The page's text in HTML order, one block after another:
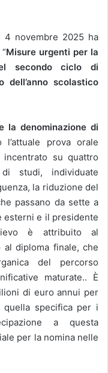
novembre 2025 ha
Misure urgenti per la
secondo ciclo di
scolastico
la denominazione di
l’attuale prova orale
su quattro
studi, individuate
la riduzione del
passano da sette a
esterni e il presidente
è attribuito al
diploma finale, che
del percorso
maturate.. È
di euro annui per
quella specifica per i
a questa
per la nomina nelle